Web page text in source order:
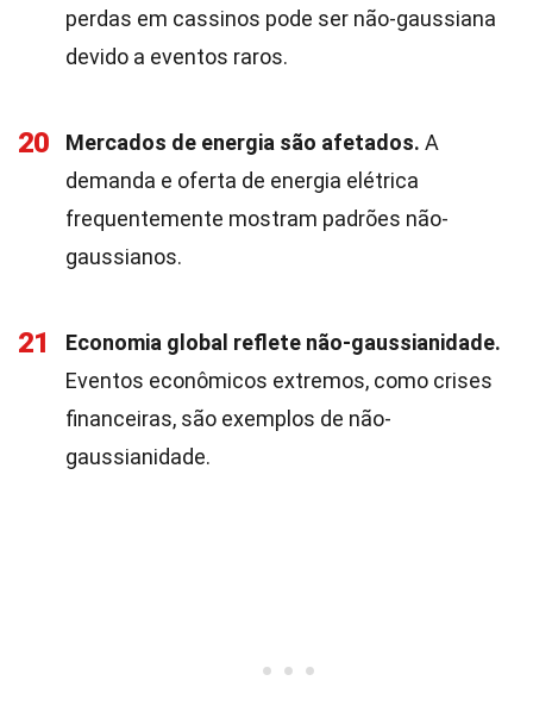
perdas em cassinos pode ser não-gaussiana
devido a eventos raros.
20 Mercados de energia são afetados. A
demanda e oferta de energia elétrica
frequentemente mostram padrões não-
gaussianos.
21
Economia global reflete não-gaussianidade.
Eventos econômicos extremos, como crises
financeiras, são exemplos de não-
gaussianidade.